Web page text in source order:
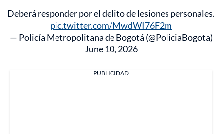
Deberá responder por el delito de lesiones personales.
pic.twitter.com/MwdWI76F2m
— Policía Metropolitana de Bogotá (@PoliciaBogota)
June 10, 2026
PUBLICIDAD